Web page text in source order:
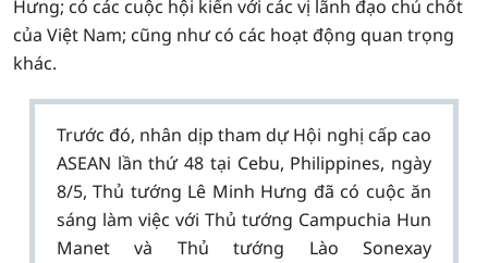
Hưng; có các cuộc hội kiến với các vị lãnh đạo chủ chốt
của Việt Nam; cũng như có các hoạt động quan trọng
khác.
Trước đó, nhân dịp tham dự Hội nghị cấp cao
ASEAN lần thứ 48 tại Cebu, Philippines, ngày
8/5, Thủ tướng Lê Minh Hưng đã có cuộc ăn
sáng làm việc với Thủ tướng Campuchia Hun
Manet và Thủ tướng Lào Sonexay